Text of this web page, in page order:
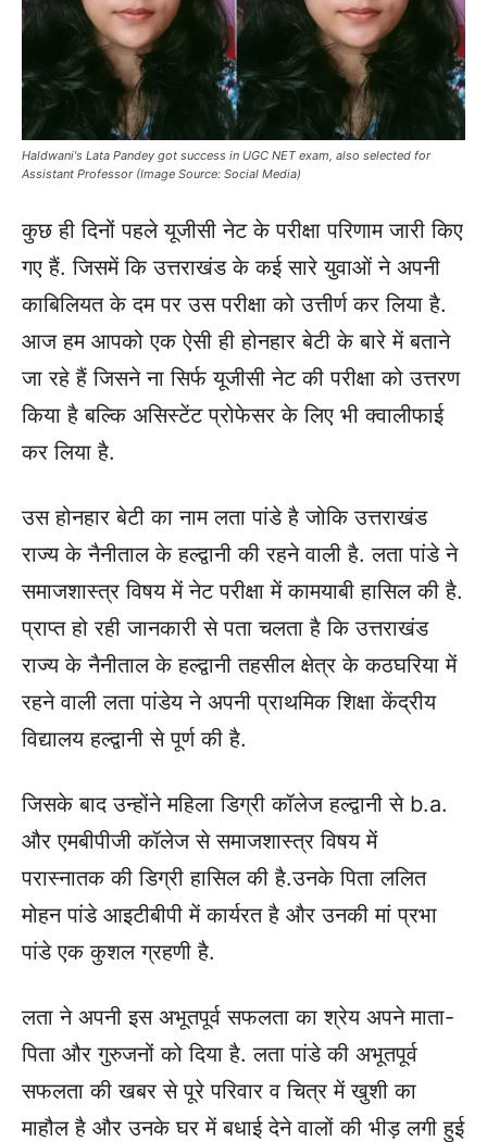
Haldwani's Lata Pandey got success in UGC NET exam, also selected for
Assistant Professor (Image Source: Social Media)
कुछ ही दिनों पहले यूजीसी नेट के परीक्षा परिणाम जारी किए
गए हैं. जिसमें कि उत्तराखंड के कई सारे युवाओं ने अपनी
काबिलियत के दम पर उस परीक्षा को उत्तीर्ण कर लिया है.
आज हम आपको एक ऐसी ही होनहार बेटी के बारे में बताने
जा रहे हैं जिसने ना सिर्फ यूजीसी नेट की परीक्षा को उत्तरण
किया है बल्कि असिस्टेंट प्रोफेसर के लिए भी क्वालीफाई
कर लिया है.
उस होनहार बेटी का नाम लता पांडे है जोकि उत्तराखंड
राज्य के नैनीताल के हल्द्वानी की रहने वाली है. लता पांडे ने
समाजशास्त्र विषय में नेट परीक्षा में कामयाबी हासिल की है.
प्राप्त हो रही जानकारी से पता चलता है कि उत्तराखंड
राज्य के नैनीताल के हल्द्वानी तहसील क्षेत्र के कठघरिया में
रहने वाली लता पांडेय ने अपनी प्राथमिक शिक्षा केंद्रीय
विद्यालय हल्द्वानी से पूर्ण की है.
जिसके बाद उन्होंने महिला डिग्री कॉलेज हल्द्वानी से b.a.
और एमबीपीजी कॉलेज से समाजशास्त्र विषय में
परास्नातक की डिग्री हासिल की है.उनके पिता ललित
मोहन पांडे आइटीबीपी में कार्यरत है और उनकी मां प्रभा
पांडे एक कुशल ग्रहणी है.
लता ने अपनी इस अभूतपूर्व सफलता का श्रेय अपने माता-
पिता और गुरुजनों को दिया है. लता पांडे की अभूतपूर्व
सफलता की खबर से पूरे परिवार व चित्र में खुशी का
माहौल है और उनके घर में बधाई देने वालों की भीड़ लगी हुई